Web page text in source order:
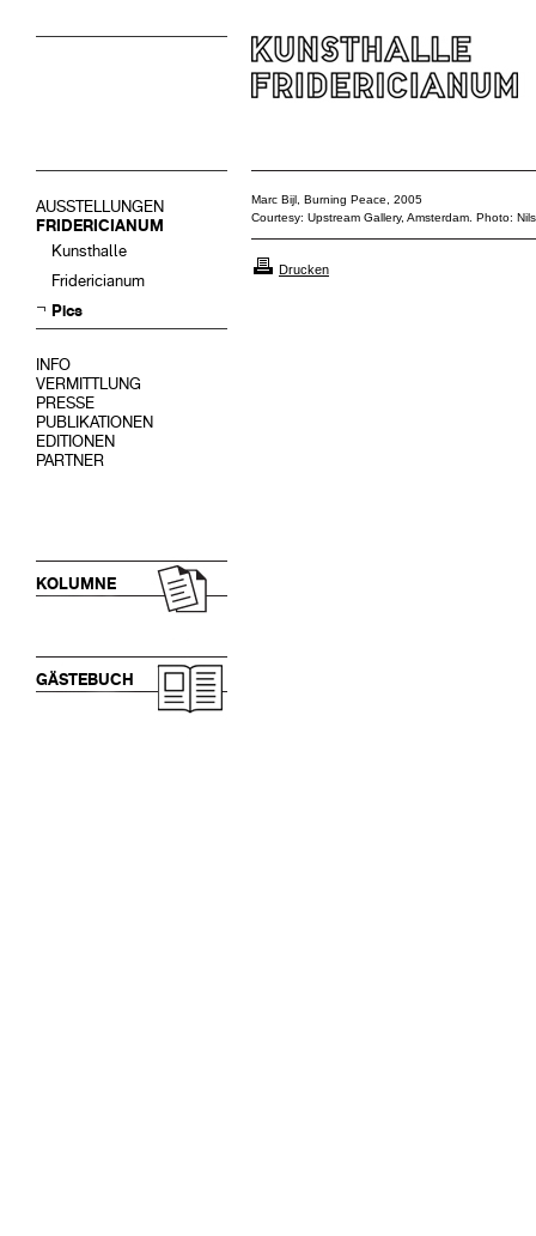
AUSSTELLUNGEN
FRIDERICIANUM
Kunsthalle
Fridericianum
Pics
INFO
VERMITTLUNG
PRESSE
PUBLIKATIONEN
EDITIONEN
PARTNER
KOLUMNE
GÄSTEBUCH
Marc Bijl, Burning Peace, 2005
Courtesy: Upstream Gallery, Amsterdam. Photo:
Drucken